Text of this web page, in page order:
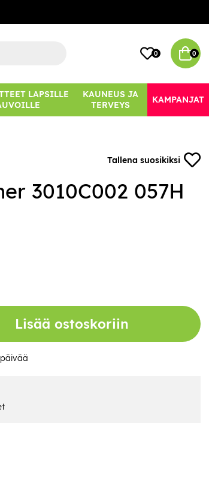
0 0
LAPSILLE
KAUNEUS JA
TERVEYS
KAMPANJAT
Tallena suosikiksi
3010C002 057H
Lisää ostoskoriin